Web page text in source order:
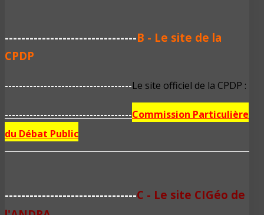
--------------------------------B - Le site de la
CPDP
------------------------------------Le site officiel de la CPDP :
------------------------------------Commission Particulière
du Débat Public
--------------------------------C - Le site CIGéo de